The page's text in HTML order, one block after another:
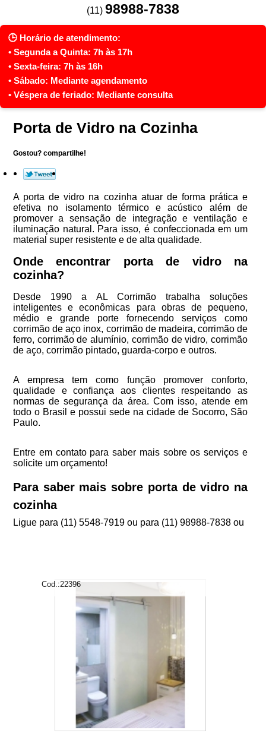
(11) 98988-7838
Porta de Vidro na Cozinha
Gostou? compartilhe!
A porta de vidro na cozinha atuar de forma prática e
efetiva no isolamento térmico e acústico além de
promover a sensação de integração e ventilação e
iluminação natural. Para isso, é confeccionada em um
material super resistente e de alta qualidade.
Onde encontrar porta de vidro na
cozinha?
Desde 1990 a AL Corrimão trabalha soluções
inteligentes e econômicas para obras de pequeno,
médio e grande porte fornecendo serviços como
corrimão de aço inox, corrimão de madeira, corrimão de
ferro, corrimão de alumínio, corrimão de vidro, corrimão
de aço, corrimão pintado, guarda-corpo e outros.
A empresa tem como função promover conforto,
qualidade e confiança aos clientes respeitando as
normas de segurança da área. Com isso, atende em
todo o Brasil e possui sede na cidade de Socorro, São
Paulo.
Entre em contato para saber mais sobre os serviços e
solicite um orçamento!
Para saber mais sobre porta de vidro na
cozinha
Ligue para (11) 5548-7919ou para (11) 98988-7838ou
Cod.:22396